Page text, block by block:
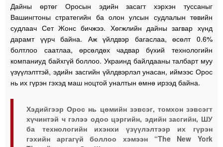
Дайны өртөг Оросын эдийн засагт хэрхэн туссаныг
Вашингтоны стратегийн ба олон улсын судлалын төвийн
судлаач Сет Жонс бичжээ. Хөгжлийн дайны загвар хүнд
дарамт үүрч байна. Аж үйлдвэр багаслаа, өсөлт 0.6%
болтлоо саатлаа, өрсөлдөх чадвар бүхий технологийн
компаниуд байхгүй боллоо. Украинд байлдааны талбарт муу
үзүүлэлттэй, эдийн засгийн үйлдвэрлэл унасан, иймээс Орос
нь их гүрэн гэхэд маш ноцтой уналтын өмнө ирээд байна.
Хэдийгээр Орос нь цөмийн зэвсэг, томхон зэвсэгт
хүчинтэй ч гэлээ одоо цэргийн, эдийн засгийн, ШУ
ба технологийн ихэнхи үзүүлэлтээр их гүрэн
гэхийн аргагүй боллоо хэмээн “The New York